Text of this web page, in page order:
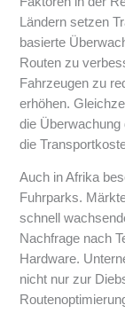
Ländern setzen
basierte
Routen zu
Fahrzeugen zu
erhöhen.
die
die
Auch in Afrika
Fuhrparks.
schnell
Nachfrage nach
Hardware.
nicht nur zur